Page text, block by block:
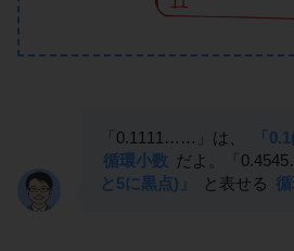
「0.1111……」は、 「
循環小数 だよ。「
と5に黒点)」
と表せる